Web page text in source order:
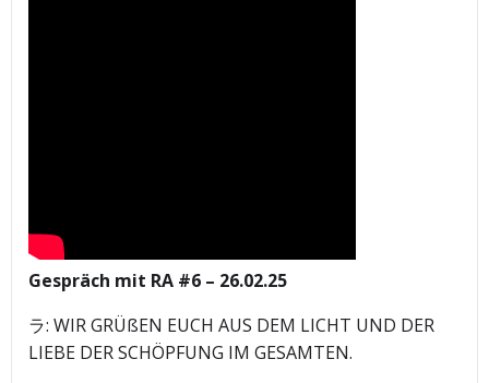
Gespräch mit RA #6 – 26.02.25
ラ: WIR GRÜßEN EUCH AUS DEM LICHT UND DER
LIEBE DER SCHÖPFUNG IM GESAMTEN.